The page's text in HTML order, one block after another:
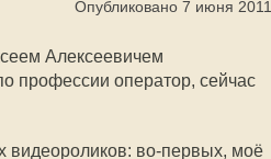
Опубликовано 7 июня 2011
Алексеевичем
профессии оператор, сейчас
видеороликов: во-первых, моё